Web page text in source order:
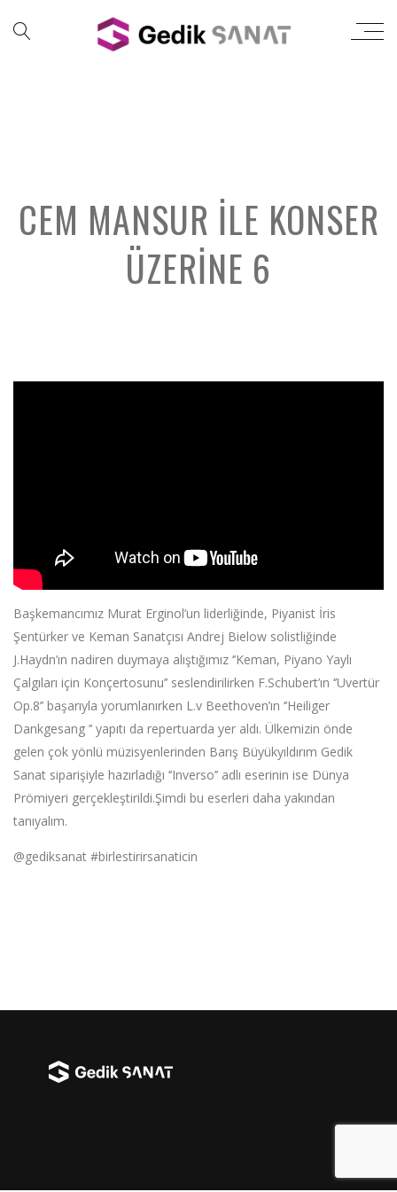
CEM MANSUR ILE KONSER
ÜZERINE 6
Başkemancımız Murat Erginol’un liderliğinde, Piyanist İris
Şentürker ve Keman Sanatçısı Andrej Bielow solistliğinde
J.Haydn’ın nadiren duymaya alıştığımız ‘’Keman, Piyano Yaylı
Çalgıları için Konçertosunu’’ seslendirilirken F.Schubert’ın ‘’Uvertür
Op.8’’ başarıyla yorumlanırken L.v Beethoven’ın ‘’Heiliger
Dankgesang ’’ yapıtı da repertuarda yer aldı. Ülkemizin önde
gelen çok yönlü müzisyenlerinden Barış Büyükyıldırım Gedik
Sanat siparişiyle hazırladığı ‘’Inverso’’ adlı eserinin ise Dünya
Prömiyeri gerçekleştirildi.Şimdi bu eserleri daha yakından
tanıyalım.
@gediksanat #birlestirirsanaticin